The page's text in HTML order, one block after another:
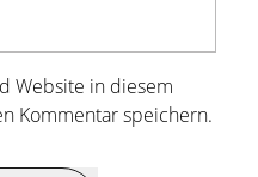
Website in diesem
Kommentar speichern.